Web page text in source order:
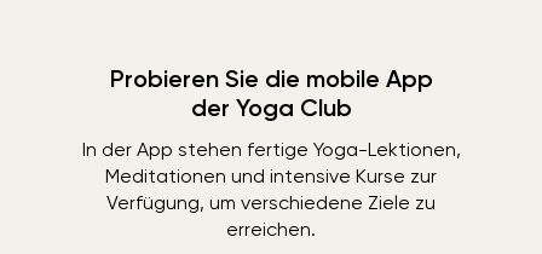
Probieren Sie die mobile App
der Yoga Club
In der App stehen fertige Yoga-Lektionen,
Meditationen und intensive Kurse zur
Verfügung, um verschiedene Ziele zu
erreichen.